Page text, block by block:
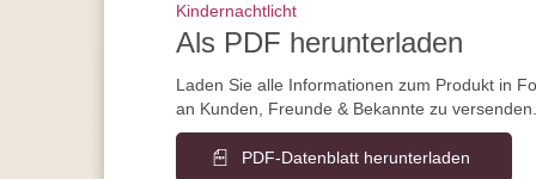
Kindernachtlicht
Als PDF herunterladen
Laden Sie alle Informationen zum Produkt in
an Kunden, Freunde & Bekannte zu versenden.
PDF-Datenblatt herunterladen